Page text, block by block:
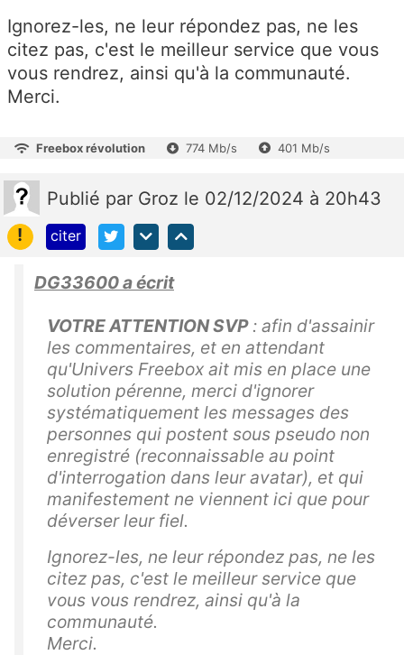
Ignorez-les, ne leur répondez pas, ne les
citez pas, c'est le meilleur service que vous
vous rendrez, ainsi qu'à la communauté.
Merci.
Freebox révolution 774 Mb/s 401 Mb/s
Publié par Groz le 02/12/2024 à 20h43
!
citer
DG33600 a écrit
VOTRE ATTENTION SVP: afin d'assainir
les commentaires, et en attendant
qu'Univers Freebox ait mis en place une
solution pérenne, merci d'ignorer
systématiquement les messages des
personnes qui postent sous pseudo non
enregistré (reconnaissable au point
d'interrogation dans leur avatar), et qui
manifestement ne viennent ici que pour
déverser leur fiel.
Ignorez-les, ne leur répondez pas, ne les
citez pas, c'est le meilleur service que
vous vous rendrez, ainsi qu'à la
communauté.
Merci.